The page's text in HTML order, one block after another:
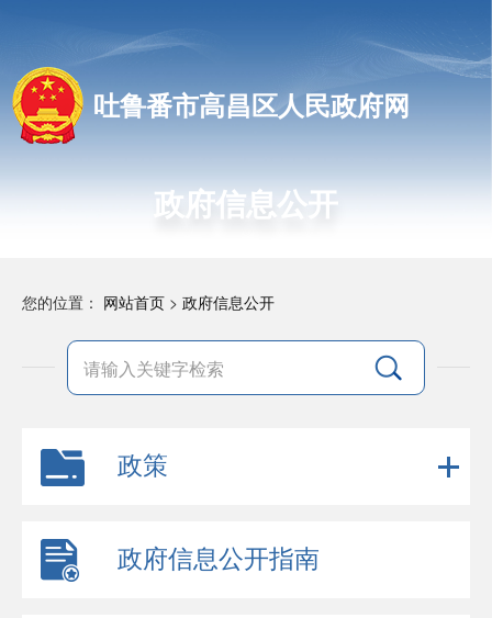
吐鲁番市高昌区人民政府网
政府信息公开
您的位置： 网站首页 > 政府信息公开
政策
政府信息公开指南